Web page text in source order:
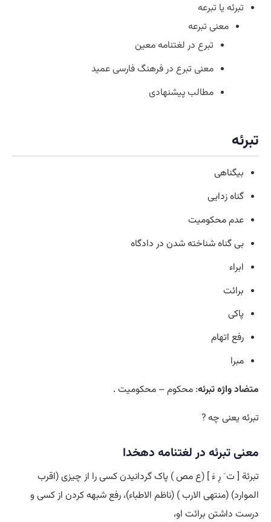
تبرئه یا تبرعه
معنی تبرعه
تبرع در لغتنامه معین
معنی تبرع در فرهنگ فارسی عمید
مطالب پیشنهادی
تبرئه
بیگناهی
گناه زدایی
عدم محکومیت
بی گناه شناخته شدن در دادگاه
ابراء
برائت
پاکی
رفع اتهام
مبرا
متضاد واژه تبرئه: محکوم – محکومیت .
تبرئه یعنی چه ?
معنی تبرئه در لغتنامه دهخدا
تبرئة [ ت َ رِ ءَ ] (ع مص ) پاک گردانیدن کسی را از چیزی (اقرب
الموارد) (منتهی الارب ) (ناظم الاطباء)، رفع شبهه کردن از کسی و
درست داشتن برائت او،